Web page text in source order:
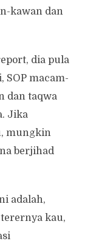
kawan dan
dia pula
SOP macam-
dan taqwa
Jika
mungkin
berjihad
adalah,
kau,